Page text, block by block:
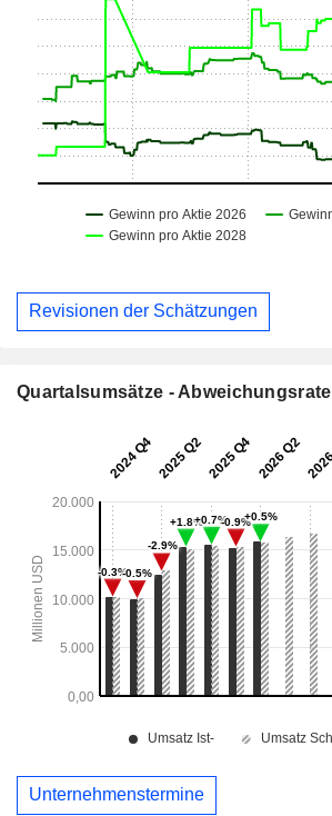
Revisionen der Schätzungen
Quartalsumsätze - Abweichungsrate
Unternehmenstermine